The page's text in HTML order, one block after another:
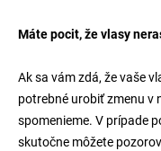
Máte pocit, že vlasy
Ak sa vám zdá, že vaše
potrebné urobiť zmenu v
spomenieme. V prípade
skutočne môžete
?